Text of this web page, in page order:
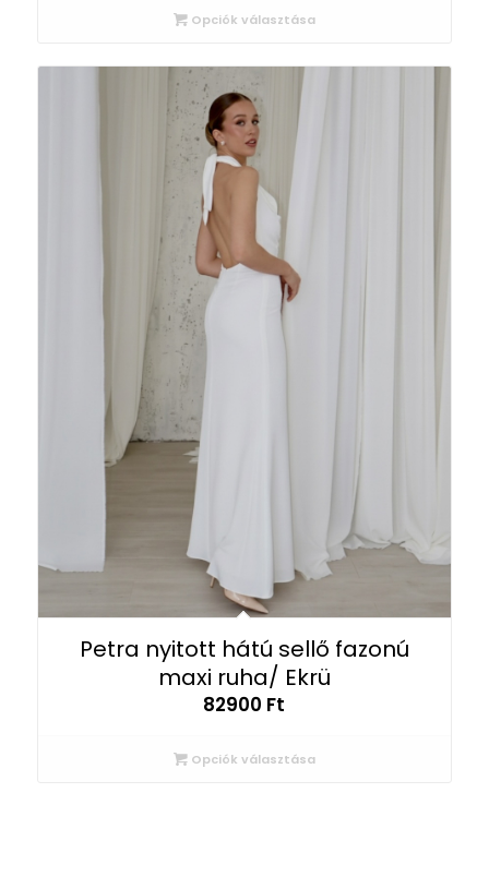
Opciók választása
Petra nyitott hátú sellő fazonú
maxi ruha/ Ekrü
82900 Ft
Opciók választása